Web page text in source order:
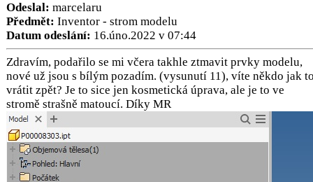
Odeslal: marcelaru
Předmět: Inventor - strom modelu
Datum odeslání: 16.úno.2022 v 07:44
Zdravím, podařilo se mi včera takhle ztmavit prvky modelu,
nové už jsou s bílým pozadím. (vysunutí 11), víte někdo jak
vrátit zpět? Je to sice jen kosmetická úprava, ale je to ve
stromě strašně matoucí. Díky MR